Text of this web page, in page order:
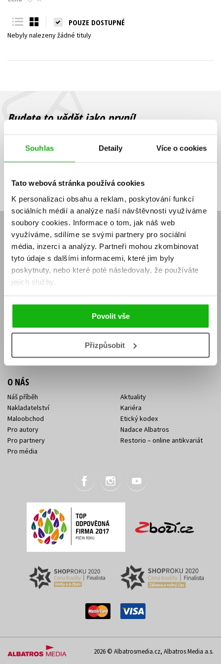
Souhlas Detaily Více o cookies
Tato webová stránka používá cookies
K personalizaci obsahu a reklam, poskytování funkcí
sociálních médií a analýze naší návštěvnosti využíváme
soubory cookies. Informace o tom, jak náš web
využíváme, sdílíme se svými partnery pro sociální
média, inzerci a analýzy. Partneři mohou zkombinovat
tyto údaje s dalšími informacemi, které jim byly
poskytnuty, nebo které poté následovaly, že používáte
jejich služby.
Povolit vše
Přizpůsobit
Young adult (SK)
Všechny tituly
POUZE DOSTUPNÉ
Nebyly nalezeny žádné tituly
Budete to vědět jako první!
Zajímá Vás, jaký knižní hit právě vychází, na jaké zboží je výhodná
sleva, jaká běží soutěž o ceny? Přihlášením k odběru našich e-
souhlasíte se zpracováním osobních údajů
mailová
adresa
mailová
adresa
Vaše e-mailová adresa Přihlásit se
E-SHOP
Aktuality
Naši autoři
Obchodní podmínky
Jak nakoupit
Knižní novinky
Dárkové poukazy
Affiliate program
KONTAKTY
Sídlo společnosti
Kontakty Albatros Media
O NÁS
Náš příběh
Nakladatelství
Maloobchod
Pro autory
Pro partnery
Pro média
Aktuality
Kariéra
Etický kodex
Nadace Albatros
Restorio – online antikvariát
2026 © Albatrosmedia.cz, Albatros Media a.s.